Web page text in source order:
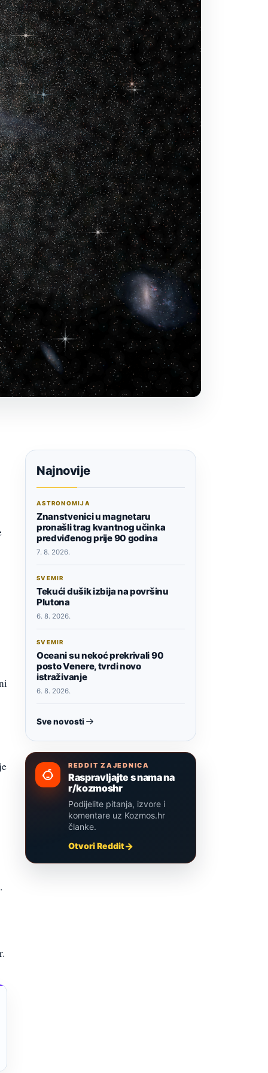
Najnovije
ASTRONOMIJA
Znanstvenici u magnetaru
pronašli trag kvantnog učinka
predviđenog prije 90 godina
7. 8. 2026.
SVEMIR
Tekući dušik izbija na površinu
Plutona
6. 8. 2026.
SVEMIR
Oceani su nekoć prekrivali 90
posto Venere, tvrdi novo
istraživanje
6. 8. 2026.
Sve novosti
REDDIT ZAJEDNICA
Raspravljajte s nama na
r/kozmoshr
Podijelite pitanja, izvore i
komentare uz Kozmos.hr
članke.
Otvori Reddit